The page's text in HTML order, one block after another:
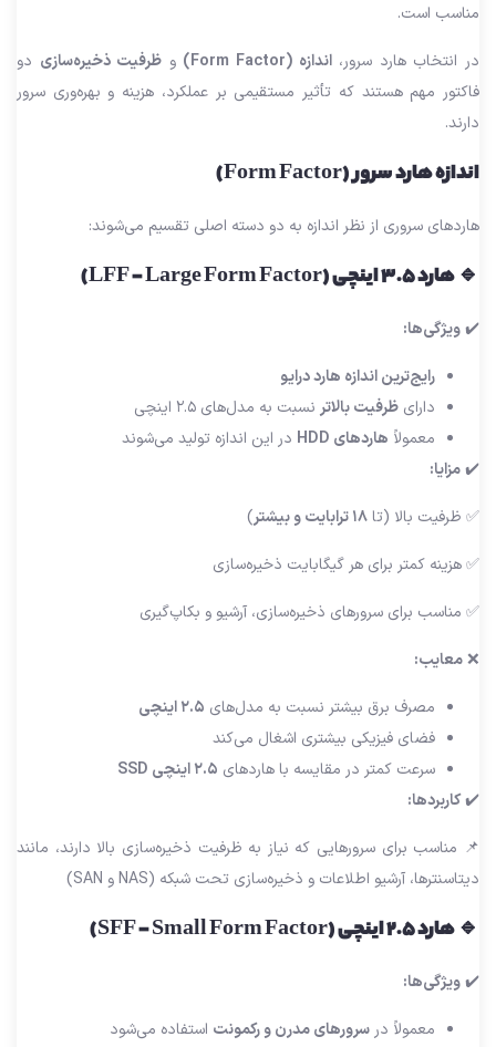
مناسب است.
در انتخاب هارد سرور، اندازه (Form Factor) و ظرفیت ذخیره‌سازیدو
فاکتور مهم هستند که تأثیر مستقیمی بر عملکرد، هزینه و بهره‌وری سرور
دارند.
اندازه هارد سرور (Form Factor)
هاردهای سروری از نظر اندازه به دو دسته اصلی تقسیم می‌شوند:
🔹 هارد ۳.۵ اینچی (LFF – Large Form Factor)
✔️ویژگی‌ها:
رایج‌ترین اندازه هارد درایو
دارای ظرفیت بالاترنسبت به مدل‌های ۲.۵ اینچی
معمولاً هاردهای HDD
در این اندازه تولید می‌شوند
✔️مزایا:
✅ ظرفیت بالا (تا۱۸ ترابایت و بیشتر )
✅ هزینه کمتر برای هر گیگابایت ذخیره‌سازی
✅ مناسب برای سرورهای ذخیره‌سازی، آرشیو و بکاپ‌گیری
❌معایب:
مصرف برق بیشتر نسبت به مدل‌های ۲.۵ اینچی
فضای فیزیکی بیشتری اشغال می‌کند
سرعت کمتر در مقایسه با هاردهای ۲.۵ اینچی SSD
✔️کاربردها:
📌 مناسب برای سرورهایی که نیاز به ظرفیت ذخیره‌سازی بالا دارند، مانند
دیتاسنترها، آرشیو اطلاعات و ذخیره‌سازی تحت شبکه (NAS و SAN)
🔹 هارد ۲.۵ اینچی (SFF – Small Form Factor)
✔️ویژگی‌ها:
معمولاً در سرورهای مدرن و رکمونتاستفاده می‌شود